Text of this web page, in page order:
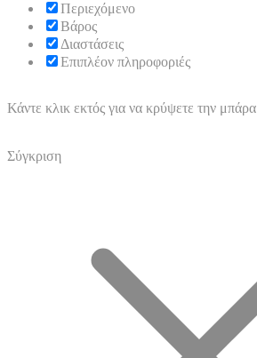
Περιεχόμενο
Βάρος
Διαστάσεις
Επιπλέον πληροφοριές
Κάντε κλικ εκτός για να κρύψετε την μπάρα
Σύγκριση